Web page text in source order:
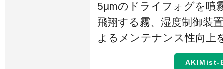
5μmのドライフォグを噴
飛翔する霧、湿度制御装
よるメンテナンス性向上
AKIMist-